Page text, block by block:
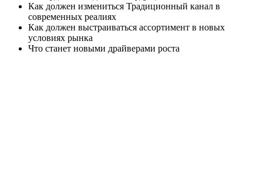
Как должен измениться Традиционный канал в
современных реалиях
Как должен выстраиваться ассортимент в новых
условиях рынка
Что станет новыми драйверами роста